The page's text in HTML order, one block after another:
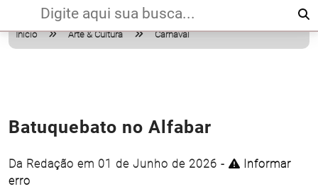
Início Arte & Cultura Carnaval
Batuquebato no Alfabar
Da Redação em 01 de Junho de 2026 -
Informar
erro